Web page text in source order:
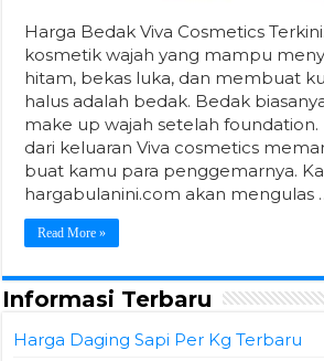
Harga Bedak Viva Cosmetics
kosmetik wajah yang mampu
hitam, bekas luka, dan membuat
halus adalah bedak. Bedak
make up wajah setelah foundation.
dari keluaran Viva cosmetics
buat kamu para penggemarnya.
hargabulanini.com akan mengulas
Read More »
Informasi Terbaru
Harga Daging Sapi Per Kg Terbaru